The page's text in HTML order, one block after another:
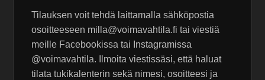
Tilauksen voit tehdä laittamalla sähköpostia
osoitteeseen milla@voimavahtila.fi tai viestiä
meille Facebookissa tai Instagramissa
@voimavahtila. Ilmoita viestissäsi, että haluat
tilata tukikalenterin sekä nimesi, osoitteesi ja